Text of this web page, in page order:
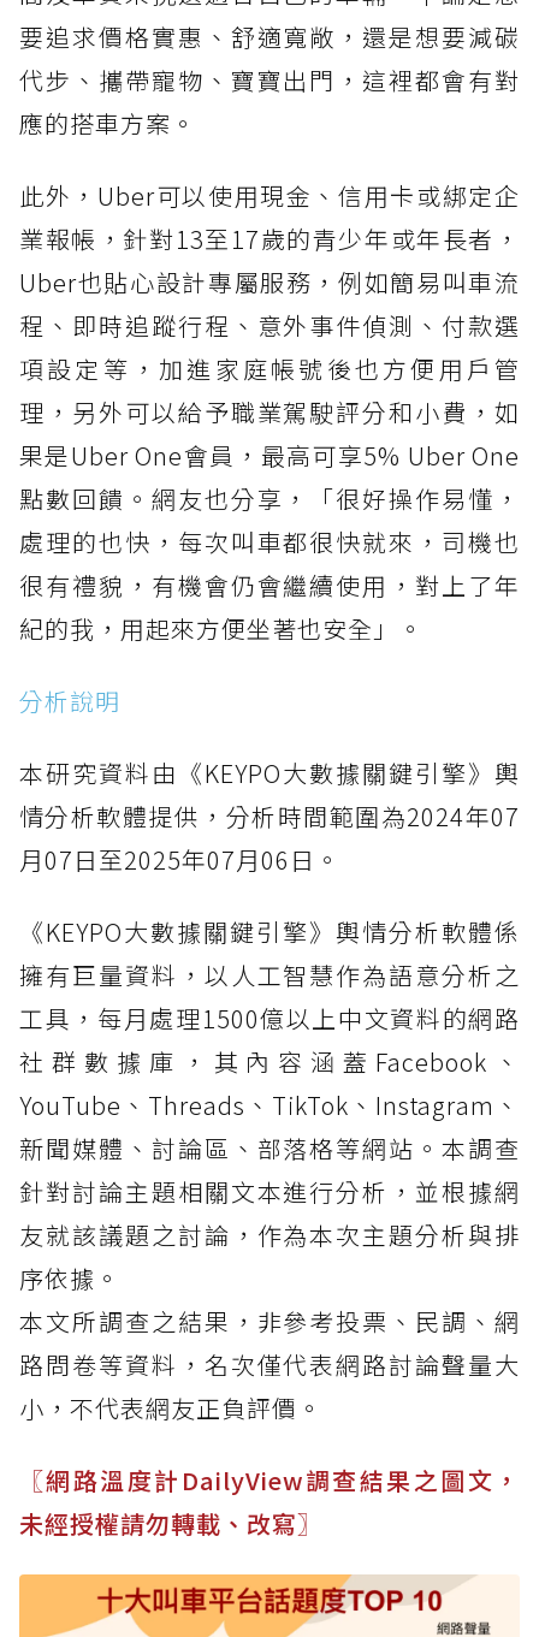
要追求價格實惠、舒適寬敞，還是想要減碳
代步、攜帶寵物、寶寶出門，這裡都會有對
應的搭車方案。
此外，Uber可以使用現金、信用卡或綁定企
業報帳，針對13至17歲的青少年或年長者，
Uber也貼心設計專屬服務，例如簡易叫車流
程、即時追蹤行程、意外事件偵測、付款選
項設定等，加進家庭帳號後也方便用戶管
理，另外可以給予職業駕駛評分和小費，如
果是Uber One會員，最高可享5% Uber One
點數回饋。網友也分享，「很好操作易懂，
處理的也快，每次叫車都很快就來，司機也
很有禮貌，有機會仍會繼續使用，對上了年
紀的我，用起來方便坐著也安全」。
分析說明
本研究資料由《KEYPO大數據關鍵引擎》輿
情分析軟體提供，分析時間範圍為2024年07
月07日至2025年07月06日。
《KEYPO大數據關鍵引擎》輿情分析軟體係
擁有巨量資料，以人工智慧作為語意分析之
工具，每月處理1500億以上中文資料的網路
社群數據庫，其內容涵蓋Facebook、
YouTube、Threads、TikTok、Instagram、
新聞媒體、討論區、部落格等網站。本調查
針對討論主題相關文本進行分析，並根據網
友就該議題之討論，作為本次主題分析與排
序依據。
本文所調查之結果，非參考投票、民調、網
路問卷等資料，名次僅代表網路討論聲量大
小，不代表網友正負評價。
〖網路溫度計DailyView調查結果之圖文，
未經授權請勿轉載、改寫〗